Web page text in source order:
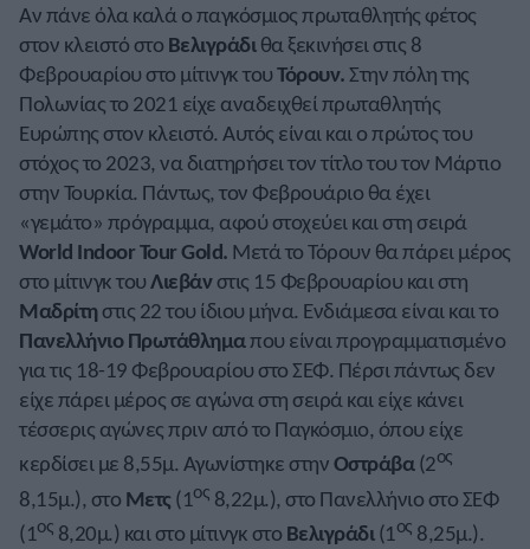
Αν πάνε όλα καλά ο παγκόσμιος πρωταθλητής φέτος
στον κλειστό στο Βελιγράδιθα ξεκινήσει στις 8
Φεβρουαρίου στο μίτινγκ τουΤόρουν.Στην πόλη της
Πολωνίας το 2021 είχε αναδειχθεί πρωταθλητής
Ευρώπης στον κλειστό. Αυτός είναι και ο πρώτος του
στόχος το 2023, να διατηρήσει τον τίτλο του τον Μάρτιο
στην Τουρκία. Πάντως, τον Φεβρουάριο θα έχει
«γεμάτο» πρόγραμμα, αφού στοχεύει και στη σειρά
World Indoor Tour Gold. Μετά το Τόρουν θα πάρει μέρος
στο μίτινγκ τουΛιεβάνστις 15 Φεβρουαρίου και στη
Μαδρίτηστις 22 του ίδιου μήνα. Ενδιάμεσα είναι και το
Πανελλήνιο Πρωτάθλημαπου είναι προγραμματισμένο
για τις 18-19 Φεβρουαρίου στο ΣΕΦ. Πέρσι πάντως δεν
είχε πάρει μέρος σε αγώνα στη σειρά και είχε κάνει
τέσσερις αγώνες πριν από το Παγκόσμιο, όπου είχε
κερδίσει με 8,55μ. Αγωνίστηκε στηνΟστράβα(2ος
8,15μ.), στο Μετς(1ος 8,22μ.), στο Πανελλήνιο στο ΣΕΦ
(1ος 8,20μ.) και στο μίτινγκ στο Βελιγράδι(1ος 8,25μ.).